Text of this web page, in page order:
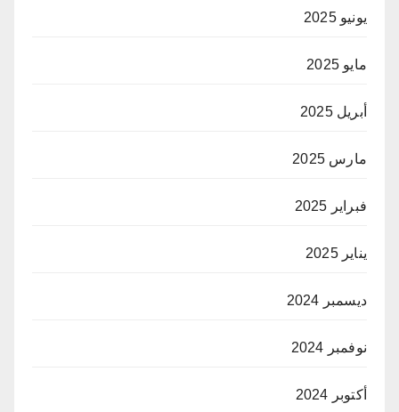
يونيو 2025
مايو 2025
أبريل 2025
مارس 2025
فبراير 2025
يناير 2025
ديسمبر 2024
نوفمبر 2024
أكتوبر 2024